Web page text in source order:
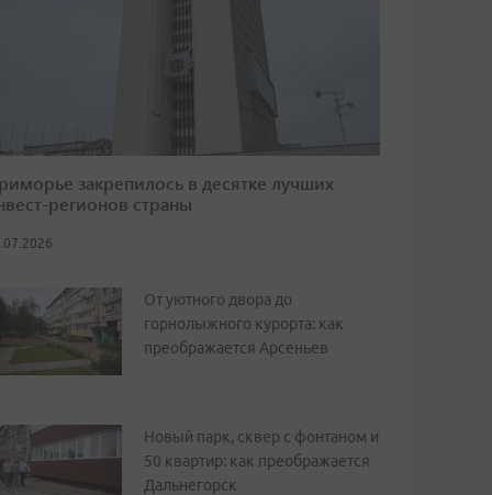
закрепилось в десятке лучших
регионов страны
От уютного двора до
горнолыжного курорта: как
преображается Арсеньев
Новый парк, сквер с фонтаном и
50 квартир: как преображается
Дальнегорск